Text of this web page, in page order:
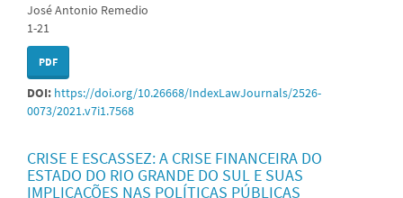
José Antonio Remedio
1-21
PDF
DOI: https://doi.org/10.26668/IndexLawJournals/2526-
0073/2021.v7i1.7568
CRISE E ESCASSEZ: A CRISE FINANCEIRA DO
ESTADO DO RIO GRANDE DO SUL E SUAS
IMPLICAÇÕES NAS POLÍTICAS PÚBLICAS